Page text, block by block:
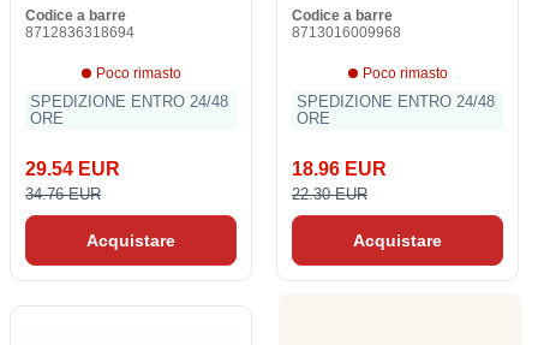
Codice a barre
8712836318694
Poco rimasto
SPEDIZIONE ENTRO 24/48
ORE
29.54 EUR
34.76 EUR
Acquistare
Codice a barre
8713016009968
Poco rimasto
SPEDIZIONE ENTRO 24/48
ORE
18.96 EUR
22.30 EUR
Acquistare